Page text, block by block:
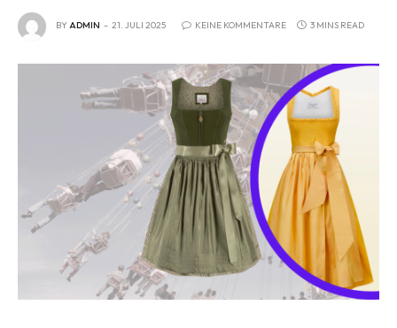
BYADMIN 21. JULI 2025 KEINE KOMMENTARE 3 MINS READ